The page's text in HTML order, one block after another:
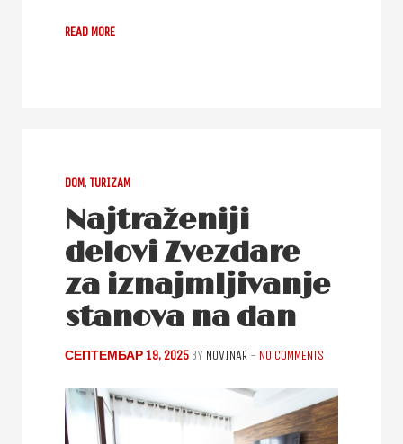
READ MORE
DOM, TURIZAM
Najtraženiji
delovi Zvezdare
za iznajmljivanje
stanova na dan
СЕПТЕМБАР 19, 2025 BY NOVINAR - NO COMMENTS